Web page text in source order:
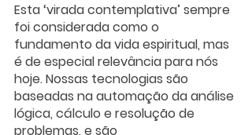
Esta ‘virada contemplativa’ sempre
foi considerada como o
fundamento da vida espiritual, mas
é de especial relevância para nós
hoje. Nossas tecnologias são
baseadas na automação da análise
lógica, cálculo e resolução de
problemas, e são